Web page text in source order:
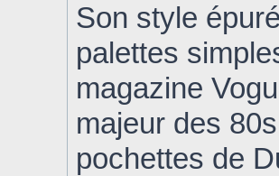
Son style
palettes
magazine
majeur des
pochettes de